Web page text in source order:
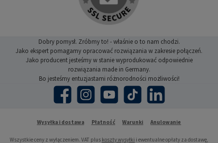
Dobry pomysł. Zróbmy to! - właśnie o to nam chodzi.
Jako ekspert pomagamy opracować rozwiązania w zakresie połączeń.
Jako producent jesteśmy w stanie wyprodukować odpowiednie
rozwiązania made in Germany.
Bo jesteśmy entuzjastami różnorodności możliwości!
Facebook Instagram YouTube TikTok LinkedIn
Wysyłka i dostawa Płatność Warunki Anulowanie
Wszystkie ceny z wyłączeniem. VAT plus koszty wysyłki i ewentualne opłaty za dostawę,